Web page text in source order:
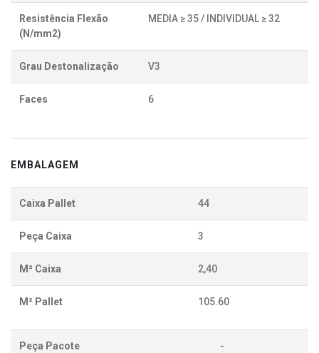
Resistência Flexão
(N/mm2)
MEDIA ≥ 35 / INDIVIDUAL ≥ 32
Grau Destonalização V3
Faces 6
EMBALAGEM
Caixa Pallet 44
Peça Caixa 3
M² Caixa 2,40
M² Pallet 105.60
Peça Pacote -